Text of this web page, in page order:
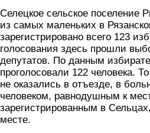
Селецкое сельское поселение
из самых маленьких в
зарегистрировано всего 123
голосования здесь прошли
депутатов. По данным
проголосовали 122 человека.
не оказались в отъезде, в
человеком, равнодушным к
зарегистрированным в
месте.